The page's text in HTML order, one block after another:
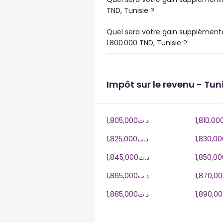
TND, Tunisie ?
Quel sera votre gain
1 800 000 TND, Tunisie ?
Impôt sur le revenu -
1,805,000د.ت
1,825,000د.ت
1,845,000د.ت
1,865,000د.ت
1,885,000د.ت